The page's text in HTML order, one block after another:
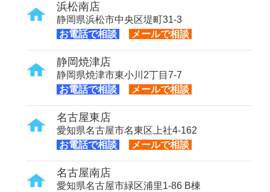
浜松南店
静岡県浜松市中央区堤町31-3
お電話で相談
メールで相談
静岡焼津店
静岡県焼津市東小川2丁目7-7
お電話で相談
メールで相談
名古屋東店
愛知県名古屋市名東区上社4-162
お電話で相談
メールで相談
名古屋南店
愛知県名古屋市緑区浦里1-86 B棟